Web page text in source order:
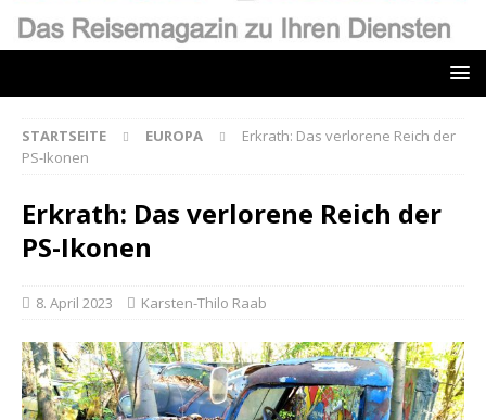
STARTSEITE EUROPA
Erkrath: Das verlorene Reich der
PS-Ikonen
Erkrath: Das verlorene Reich der
PS-Ikonen
8. April 2023 Karsten-Thilo Raab